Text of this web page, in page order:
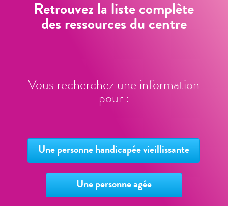
Retrouvez la liste complète
des ressources du centre
Vous recherchez une information
pour :
Une personne handicapée vieillissante
Une personne agée